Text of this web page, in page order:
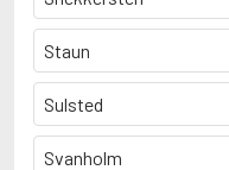
Staun
Sulsted
Svanholm